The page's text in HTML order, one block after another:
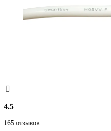
4.5
165 отзывов